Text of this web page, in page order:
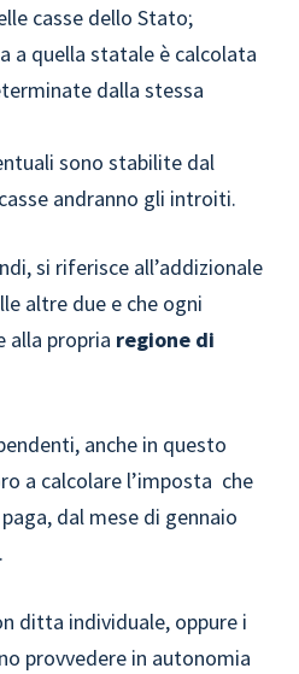
casse dello Stato;
a quella statale è calcolata
dalla stessa
sono stabilite dal
andranno gli introiti.
si riferisce all’addizionale
altre due e che ogni
alla propria regione di
anche in questo
a calcolare l’imposta che
dal mese di gennaio
ditta individuale, oppure i
provvedere in autonomia